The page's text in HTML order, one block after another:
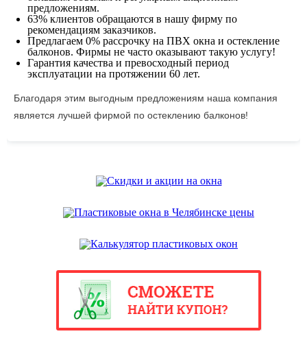
предложениям.
63% клиентов обращаются в нашу фирму по
рекомендациям заказчиков.
Предлагаем 0% рассрочку на ПВХ окна и остекление
балконов. Фирмы не часто оказывают такую услугу!
Гарантия качества и превосходный период
эксплуатации на протяжении 60 лет.
Благодаря этим выгодным предложениям наша компания
является лучшей фирмой по остеклению балконов!